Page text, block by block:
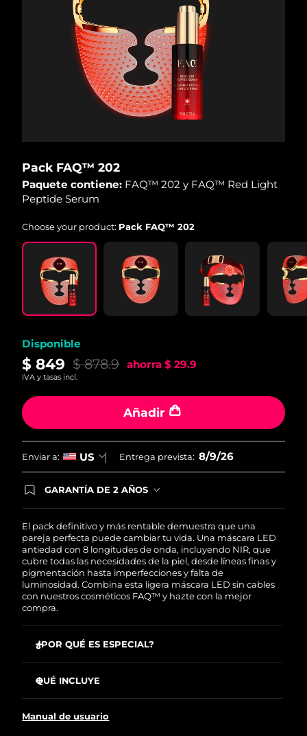
Pack FAQ™ 202
Paquete contiene: FAQ™ 202 y FAQ™ Red Light
Peptide Serum
Choose your product: Pack FAQ™ 202
Disponible
$ 849 $ 878.9 ahorra $ 29.9
IVA y tasas incl.
Añadir
Enviar a: US Entrega prevista: 8/9/26
GARANTÍA DE 2 AÑOS
de tener algún problema durante los 2 años
posteriores a tu compra, FOREO te remplazará el
producto sin cargo alguno.
El pack definitivo y más rentable demuestra que una
pareja perfecta puede cambiar tu vida. Una máscara LED
antiedad con 8 longitudes de onda, incluyendo NIR, que
cubre todas las necesidades de la piel, desde líneas finas y
pigmentación hasta imperfecciones y falta de
luminosidad. Combina esta ligera máscara LED sin cables
con nuestros cosméticos FAQ™ y hazte con la mejor
compra.
¿POR QUÉ ES ESPECIAL?
32 % en solo 2 semanas.
Mejora significativamente la firmeza y elasticidad de la
QUÉ INCLUYE
FAQ™ Red Light Peptide Serum
Manual de usuario